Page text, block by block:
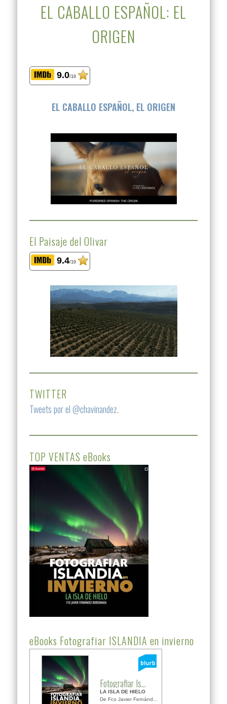
EL CABALLO ESPAÑOL: EL
ORIGEN
9.0/10
EL CABALLO ESPAÑOL, EL ORIGEN
El Paisaje del Olivar
9.4/10
TWITTER
Tweets por el @chavinandez.
TOP VENTAS eBooks
eBooks Fotografiar ISLANDIA en invierno
Fotografiar Is...
LA ISLA DE HIELO
De Fco Javier Fernánd...